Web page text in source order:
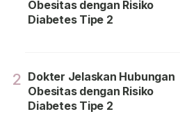
Obesitas dengan Risiko
Diabetes Tipe 2
2 Dokter Jelaskan Hubungan
Obesitas dengan Risiko
Diabetes Tipe 2